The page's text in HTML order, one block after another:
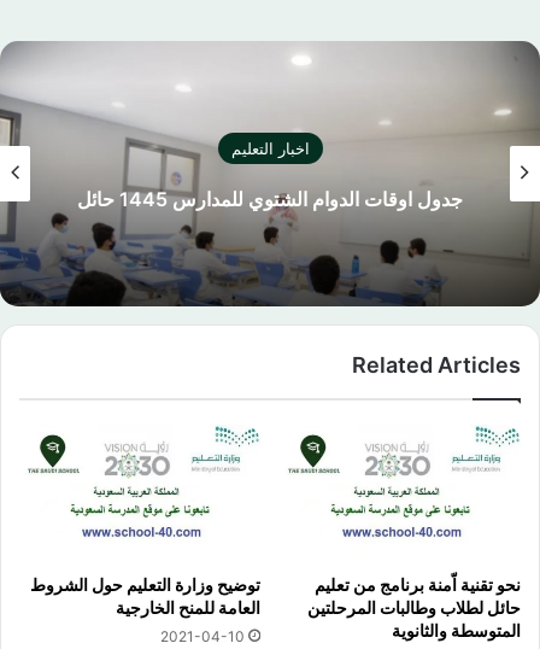
اخبار التعليم
جدول اوقات الدوام الشتوي للمدارس 1445 حائل
Related Articles
نحو تقنية اّمنة برنامج من تعليم
حائل لطلاب وطالبات المرحلتين
المتوسطة والثانوية
توضيح وزارة التعليم حول الشروط
العامة للمنح الخارجية
2021-04-10